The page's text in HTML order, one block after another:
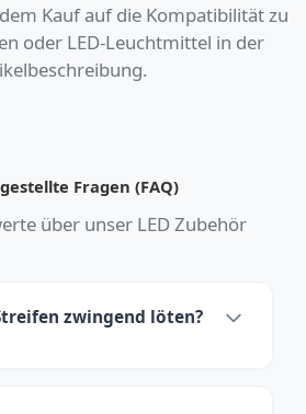
Kauf auf die Kompatibilität zu
oder LED-Leuchtmittel in der
Fragen (FAQ)
über unser LED Zubehör
zwingend löten?
lassen sich LED-